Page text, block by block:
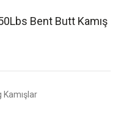
Bent Butt Kamış